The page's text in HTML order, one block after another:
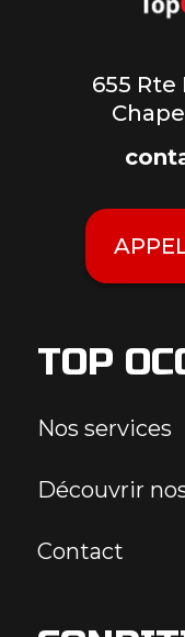
655 Rte
TOP
Nos services
Découvrir
Contact